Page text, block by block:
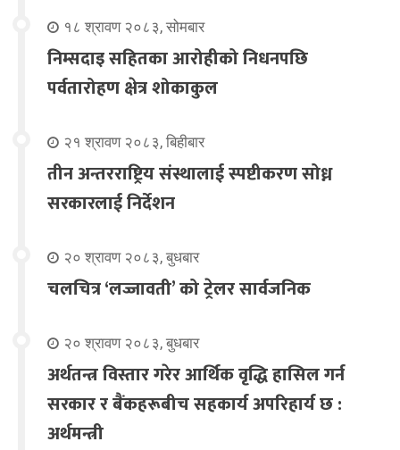
१८ श्रावण २०८३, सोमबार
निम्सदाइ सहितका आरोहीको निधनपछि
पर्वतारोहण क्षेत्र शोकाकुल
२१ श्रावण २०८३, बिहीबार
तीन अन्तरराष्ट्रिय संस्थालाई स्पष्टीकरण सोध्न
सरकारलाई निर्देशन
२० श्रावण २०८३, बुधबार
चलचित्र ‘लज्जावती’ को ट्रेलर सार्वजनिक
२० श्रावण २०८३, बुधबार
अर्थतन्त्र विस्तार गरेर आर्थिक वृद्धि हासिल गर्न
सरकार र बैंकहरूबीच सहकार्य अपरिहार्य छ :
अर्थमन्त्री